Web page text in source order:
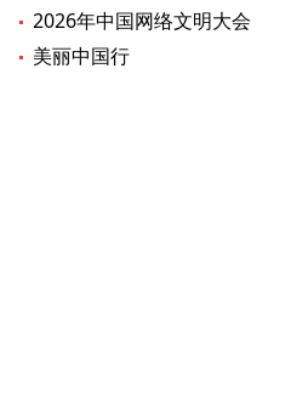
2026年中国网络文明大会
美丽中国行